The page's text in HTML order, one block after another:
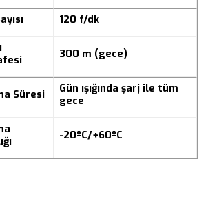
120 f/dk
300 m (gece)
Süresi
Gün ışığında şarj ile tüm
gece
-20ºC/+60ºC